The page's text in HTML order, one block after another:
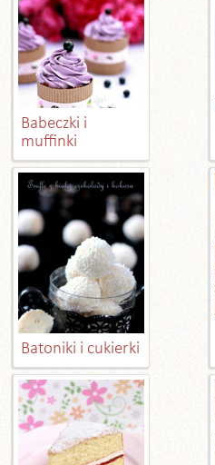
Babeczki i
muffinki
Batoniki i cukierki